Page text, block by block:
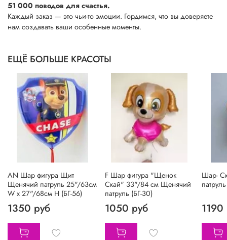
51 000 поводов для счастья.
Каждый заказ — это чьи-то эмоции. Гордимся, что вы доверяете
нам создавать ваши особенные моменты.
ЕЩЁ БОЛЬШЕ КРАСОТЫ
AN Шар фигура Щит
Щенячий патруль 25"/63см
W х 27"/68см H (БГ-56)
1350 руб
F Шар фигура "Щенок
Скай" 33"/84 см Щенячий
патруль (БГ-30)
1050 руб
Шар-
1190